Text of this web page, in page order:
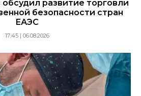
развитие торговли
безопасности стран
ЕАЭС
17:45 | 06.08.2026